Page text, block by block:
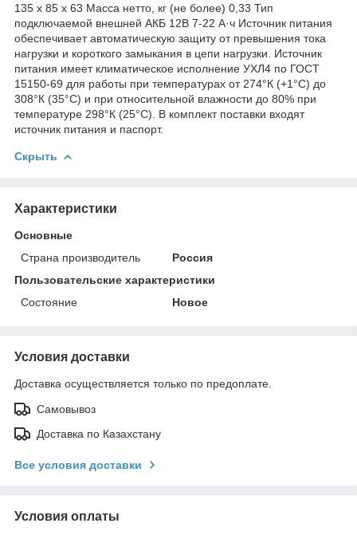
135 x 85 x 63 Масса нетто, кг (не более) 0,33 Тип
подключаемой внешней АКБ 12В 7-22 А·ч Источник питания
обеспечивает автоматическую защиту от превышения тока
нагрузки и короткого замыкания в цепи нагрузки. Источник
питания имеет климатическое исполнение УХЛ4 по ГОСТ
15150-69 для работы при температурах от 274°К (+1°С) до
308°К (35°С) и при относительной влажности до 80% при
температуре 298°К (25°С). В комплект поставки входят
источник питания и паспорт.
Скрыть
Характеристики
Основные
Страна производитель
Россия
Пользовательские характеристики
Состояние
Новое
Условия доставки
Доставка осуществляется только по предоплате.
Самовывоз
Доставка по Казахстану
Все условия доставки
Условия оплаты